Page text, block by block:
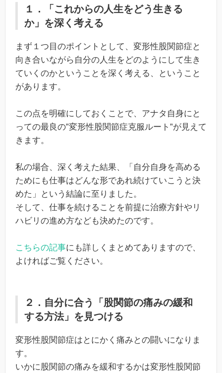
１．「これからの人生をどう生きる
か」を深く考える
まず１つ目のポイントとして、変形性股関節症と
向き合いながら自分の人生をどのようにして生き
ていくのかということを深く考える、ということ
があります。
この点を明確にしておくことで、アナタ自身にと
っての最良の”変形性股関節症克服ルート”が見えて
きます。
私の場合、深く考えた結果、「自分自身を高める
ためにも仕事はどんな形であれ続けていこうと決
めた」という結論に至りました。
そして、仕事を続けることを前提に治療方針やリ
ハビリの進め方なども決めたのです。
こちらの記事にも詳しくまとめてありますので、
よければご覧ください。
２．自分に合う「股関節の痛みの緩和
する方法」を見つける
変形性股関節症はとにかく痛みとの闘いになりま
す。
いかに股関節の痛みを緩和するかは変形性股関節